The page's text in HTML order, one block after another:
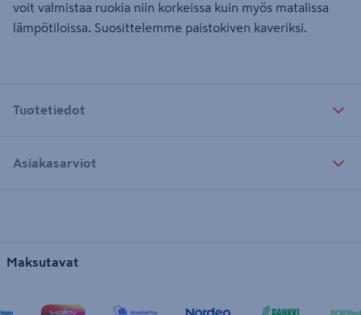
voit valmistaa ruokia niin korkeissa kuin myös matalissa
lämpötiloissa. Suosittelemme paistokiven kaveriksi.
Tuotetiedot
Asiakasarviot
Maksutavat